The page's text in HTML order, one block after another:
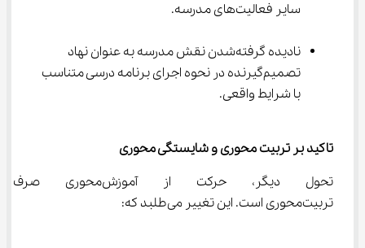
سایر فعالیت‌های مدرسه.
نادیده گرفته‌شدن نقش مدرسه به عنوان نهاد
تصمیم‌گیرنده در نحوه اجرای برنامه درسی متناسب
با شرایط واقعی.
تاکید بر تربیت محوری و شایستگی محوری
تحول دیگر، حرکت از
تربیت‌محوری است. این تغییر می‌طلبد که: